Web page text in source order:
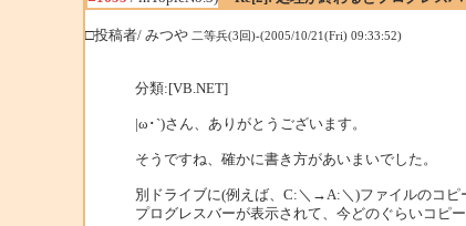
□投稿者/ みつや 二等兵(3回)-(2005/10/21(Fri) 09:33:52)
分類:[VB.NET]
|ω･`)さん、ありがとうございます。
そうですね、確かに書き方があいまいでした。
別ドライブに(例えば、C:＼→A:＼)ファイルのコピ
プログレスバーが表示されて、今どのぐらいコピ